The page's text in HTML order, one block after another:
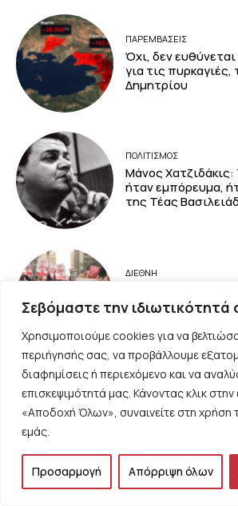
Σεβόμαστε την ιδιωτικότητά
Χρησιμοποιούμε cookies για να
περιήγησής σας, να προβάλλουμε
διαφημίσεις ή περιεχόμενο και να
επισκεψιμότητά μας. Κάνοντας κλικ στην
«Αποδοχή Όλων», συναινείτε στη
εμάς.
Προσαρμογή Απόρριψη όλων
ΠΑΡΕΜΒΑΣΕΙΣ
Όχι, δεν ευθύνεται
για τις
Δημητρίου
ΠΟΛΙΤΙΣΜΟΣ
Μάνος
ήταν εμπόρευμα,
της Τέας
ΔΙΕΘΝΗ
σοσιαλισμό
δημοσκοπήσεις
ΕΡΓΑΤΙΚΟ ΚΙΝΗΜΑ
Είναι υπόθεση
στους χώρους
Φόρτωση περισσοτέρων